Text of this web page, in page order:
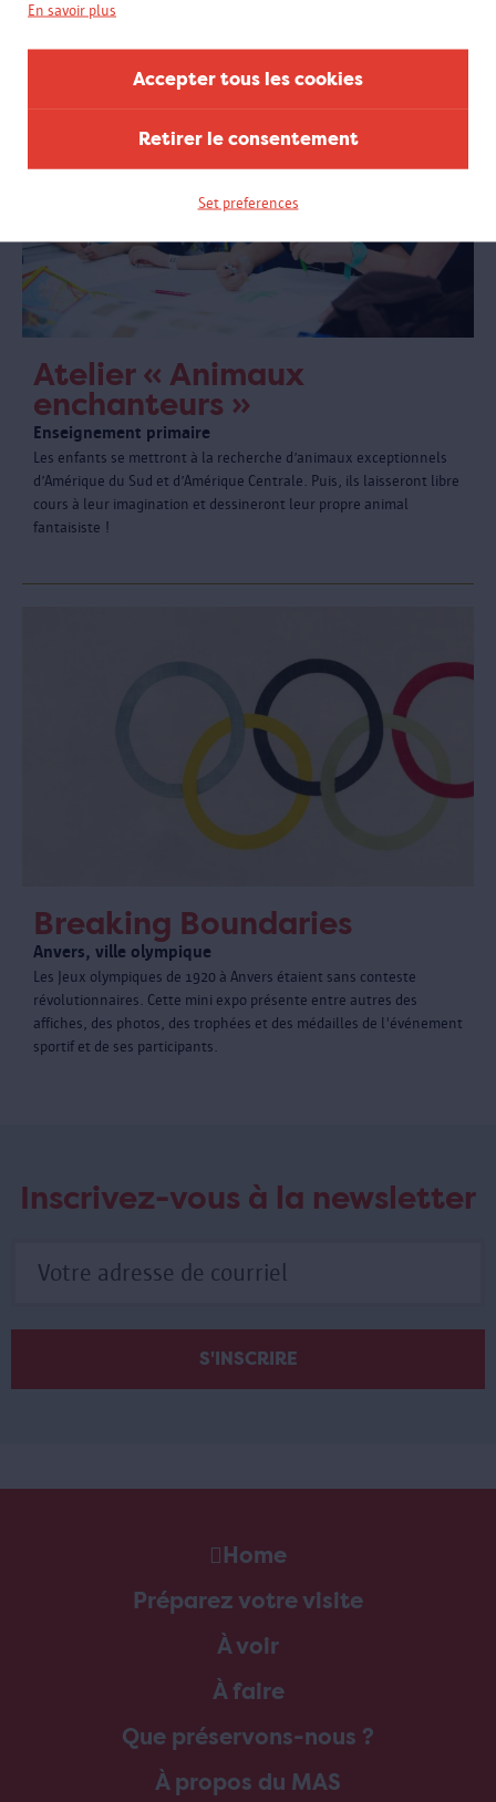
En savoir plus
Accepter tous les cookies
Retirer le consentement
Set preferences
Atelier « Animaux
enchanteurs »
Enseignement primaire
Les enfants se mettront à la recherche d’animaux exceptionnels
d’Amérique du Sud et d’Amérique Centrale. Puis, ils laisseront libre
cours à leur imagination et dessineront leur propre animal
fantaisiste !
Breaking Boundaries
Anvers, ville olympique
Les Jeux olympiques de 1920 à Anvers étaient sans conteste
révolutionnaires. Cette mini expo présente entre autres des
affiches, des photos, des trophées et des médailles de l'événement
sportif et de ses participants.
Inscrivez-vous à la newsletter
Home
Préparez votre visite
À voir
À faire
Que préservons-nous ?
À propos du MAS